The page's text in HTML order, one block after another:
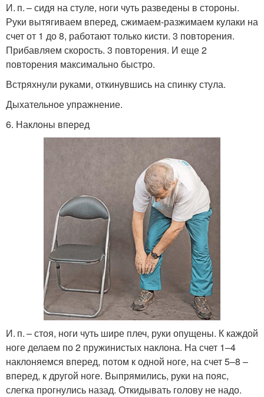
И. п. – сидя на стуле, ноги чуть разведены в стороны.
Руки вытягиваем вперед, сжимаем-разжимаем кулаки на
счет от 1 до 8, работают только кисти. 3 повторения.
Прибавляем скорость. 3 повторения. И еще 2
повторения максимально быстро.
Встряхнули руками, откинувшись на спинку стула.
Дыхательное упражнение.
6. Наклоны вперед
И. п. – стоя, ноги чуть шире плеч, руки опущены. К каждой
ноге делаем по 2 пружинистых наклона. На счет 1–4
наклоняемся вперед, потом к одной ноге, на счет 5–8 –
вперед, к другой ноге. Выпрямились, руки на пояс,
слегка прогнулись назад. Откидывать голову не надо.